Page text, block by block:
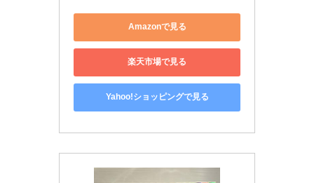
Amazonで見る
楽天市場で見る
Yahoo!ショッピングで見る